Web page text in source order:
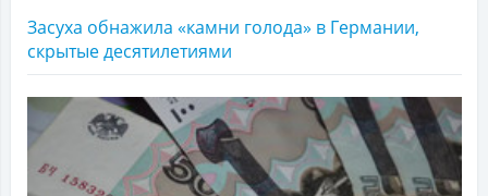
Засуха обнажила «камни голода» в Германии,
скрытые десятилетиями